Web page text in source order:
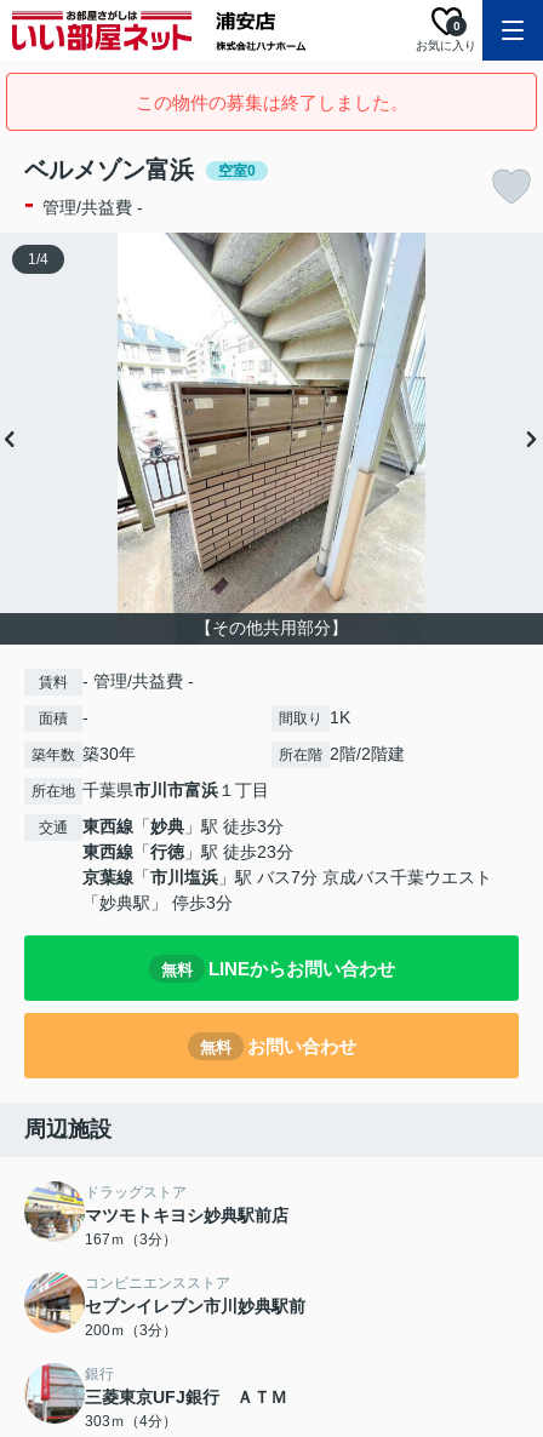
お気に入り
0
この物件の募集は終了しました。
ベルメゾン富浜 空室0
- 管理/共益費 -
【その他共用部分】
1/4
賃料 - 管理/共益費 -
面積 - 間取り 1K
築年数 築30年 所在階 2階/2階建
所在地 千葉県市川市富浜１丁目
交通 東西線 「妙典 」駅 徒歩3分
東西線 「行徳」駅 徒歩23分
京葉線 「市川塩浜 」駅 バス7分 京成バス千葉ウエスト
「妙典駅」 停歩3分
無料 LINEからお問い合わせ
無料 お問い合わせ
周辺施設
ドラッグストア
マツモトキヨシ妙典駅前店
167ｍ（3分）
コンビニエンスストア
セブンイレブン市川妙典駅前
200ｍ（3分）
銀行
三菱東京UFJ銀行 ＡＴＭ
303ｍ（4分）